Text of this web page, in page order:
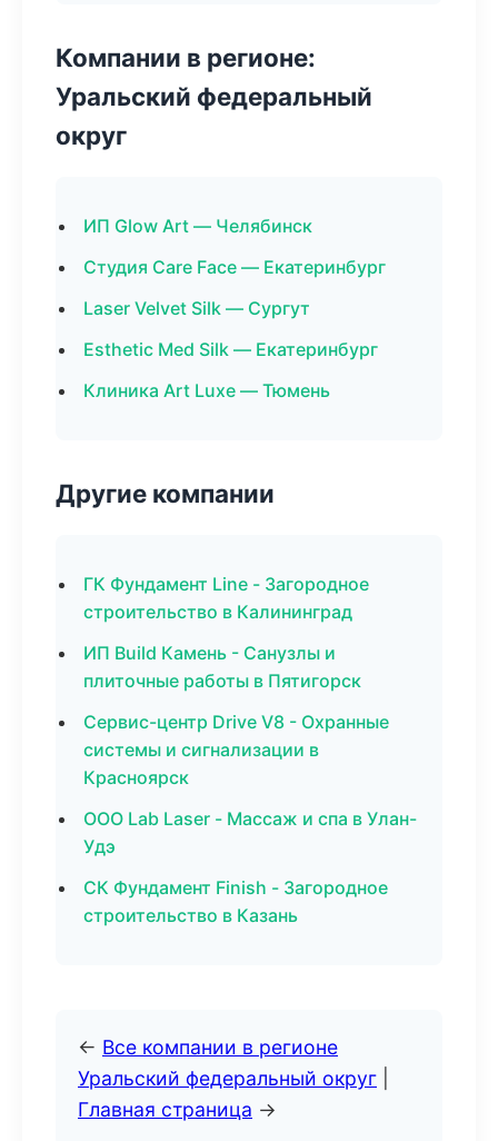
Компании в регионе:
Уральский федеральный
округ
ИП Glow Art — Челябинск
Студия Care Face — Екатеринбург
Laser Velvet Silk — Сургут
Esthetic Med Silk — Екатеринбург
Клиника Art Luxe — Тюмень
Другие компании
ГК Фундамент Line - Загородное
строительство в Калининград
ИП Build Камень - Санузлы и
плиточные работы в Пятигорск
Сервис-центр Drive V8 - Охранные
системы и сигнализации в
Красноярск
ООО Lab Laser - Массаж и спа в Улан-
Удэ
СК Фундамент Finish - Загородное
строительство в Казань
← Все компании в регионе
Уральский федеральный округ
Главная страница →